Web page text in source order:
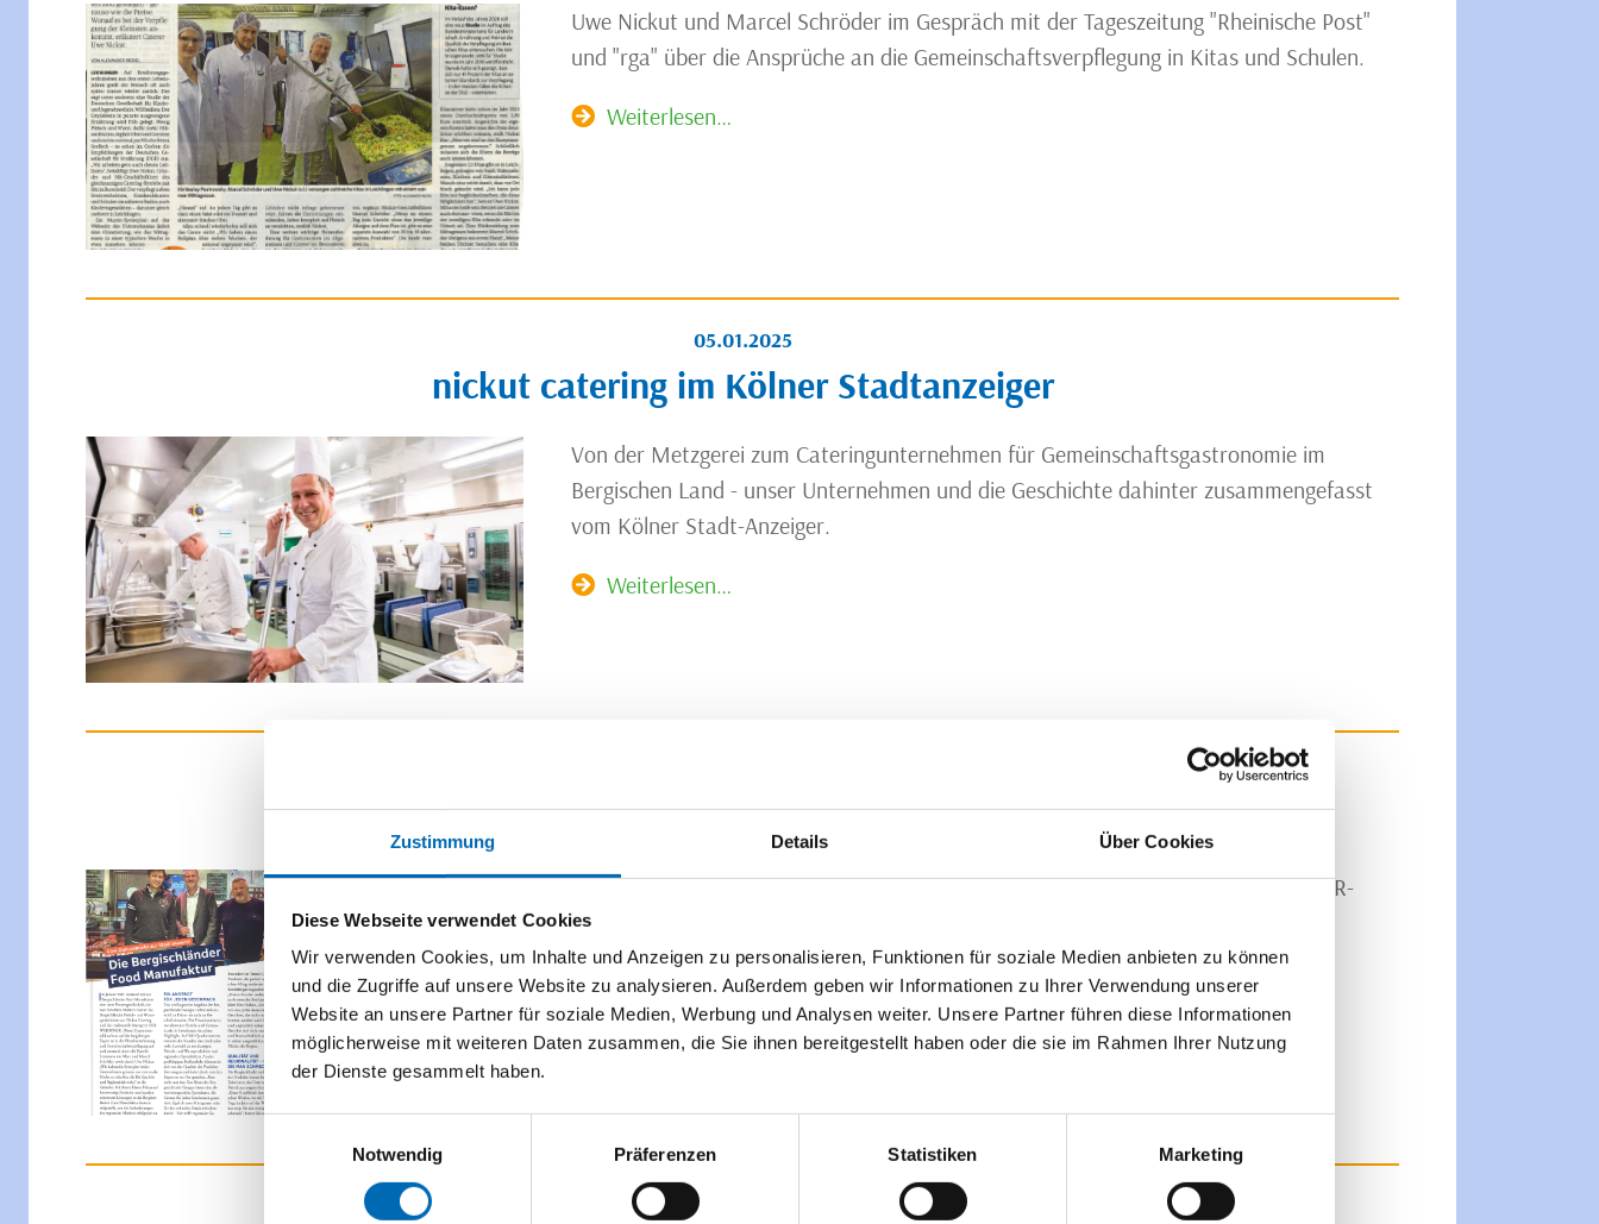
Zustimmung Details Über Cookies
Diese Webseite verwendet Cookies
Wir verwenden Cookies, um Inhalte und Anzeigen zu personalisieren, Funktionen für soziale Medien anbieten zu können
und die Zugriffe auf unsere Website zu analysieren. Außerdem geben wir Informationen zu Ihrer Verwendung unserer
Website an unsere Partner für soziale Medien, Werbung und Analysen weiter. Unsere Partner führen diese Informationen
möglicherweise mit weiteren Daten zusammen, die Sie ihnen bereitgestellt haben oder die sie im Rahmen Ihrer Nutzung
der Dienste gesammelt haben.
Notwendig
Präferenzen Statistiken Marketing
Uwe Nickut und Marcel Schröder im Gespräch mit der Tageszeitung "Rheinische Post"
und "rga" über die Ansprüche an die Gemeinschaftsverpflegung in Kitas und Schulen.
Weiterlesen…
05.01.2025
nickut catering im Kölner Stadtanzeiger
Von der Metzgerei zum Cateringunternehmen für Gemeinschaftsgastronomie im
Bergischen Land - unser Unternehmen und die Geschichte dahinter zusammengefasst
vom Kölner Stadt-Anzeiger.
Weiterlesen…
Bergischländer im VR Bank-Magazin
Vom Genussmarkt zur Stadionwurst: Die Bergischländer Food Manufaktur im W!R-
Magazin der VR Bank eG Bergisch Gladbach-Leverkusen.
Weiterlesen…
01.09.2024